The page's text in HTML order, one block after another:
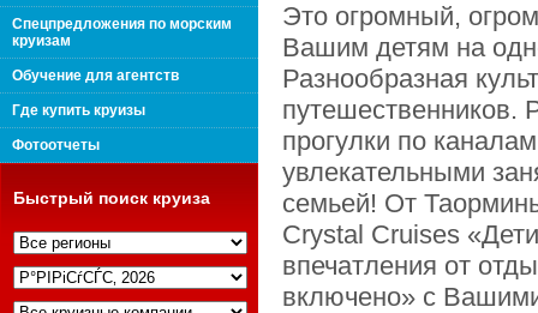
Интернешнл"
Спецпредложения по морским
круизам
Обучение для агентств
Где купить круизы
Фотоотчеты
Быстрый поиск круиза
Это огромный,
Вашим детям на
Разнообразная
путешественников.
прогулки по
увлекательными
семьей! От
Crystal Cruises
впечатления от
включено» с